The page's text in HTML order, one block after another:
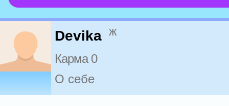
Devika ж
Карма 0
О себе